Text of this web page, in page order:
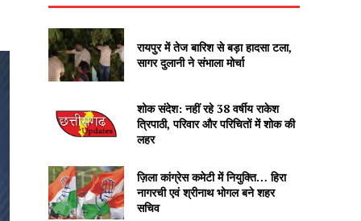
रायपुर में तेज बारिश से बड़ा हादसा टला,
सागर दुलानी ने संभाला मोर्चा
शोक संदेश: नहीं रहे 38 वर्षीय राकेश
त्रिपाठी, परिवार और परिचितों में शोक की
लहर
ज़िला कांग्रेस कमेटी में नियुक्ति… हिरा
नागरची एवं श्रीनाथ भोगल बने शहर
सचिव